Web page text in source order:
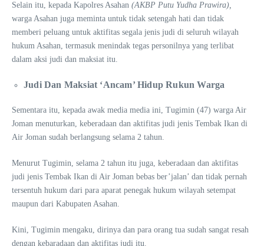
Selain itu, kepada Kapolres Asahan (AKBP Putu Yudha Prawira),
warga Asahan juga meminta untuk tidak setengah hati dan tidak
memberi peluang untuk aktifitas segala jenis judi di seluruh wilayah
hukum Asahan, termasuk menindak tegas personilnya yang terlibat
dalam aksi judi dan maksiat itu.
Judi Dan Maksiat ‘Ancam’ Hidup Rukun Warga
Sementara itu, kepada awak media media ini, Tugimin (47) warga Air
Joman menuturkan, keberadaan dan aktifitas judi jenis Tembak Ikan di
Air Joman sudah berlangsung selama 2 tahun.
Menurut Tugimin, selama 2 tahun itu juga, keberadaan dan aktifitas
judi jenis Tembak Ikan di Air Joman bebas ber’jalan’ dan tidak pernah
tersentuh hukum dari para aparat penegak hukum wilayah setempat
maupun dari Kabupaten Asahan.
Kini, Tugimin mengaku, dirinya dan para orang tua sudah sangat resah
dengan kebaradaan dan aktifitas judi itu.